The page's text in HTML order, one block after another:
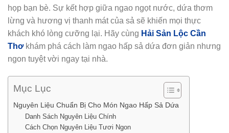
họp bạn bè. Sự kết hợp giữa ngao ngọt nước, dứa thơm
lừng và hương vị thanh mát của sả sẽ khiến mọi thực
khách khó lòng cưỡng lại. Hãy cùng Hải Sản Lộc Cần
Thơkhám phá cách làm ngao hấp sả dứa đơn giản nhưng
ngon tuyệt vời ngay tại nhà.
Mục Lục
Nguyên Liệu Chuẩn Bị Cho Món Ngao Hấp Sả Dứa
Danh Sách Nguyên Liệu Chính
Cách Chọn Nguyên Liệu Tươi Ngon